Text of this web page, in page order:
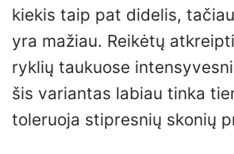
kiekis taip pat didelis,
yra mažiau. Reikėtų
ryklių taukuose
šis variantas labiau tinka
toleruoja stipresnių skonių